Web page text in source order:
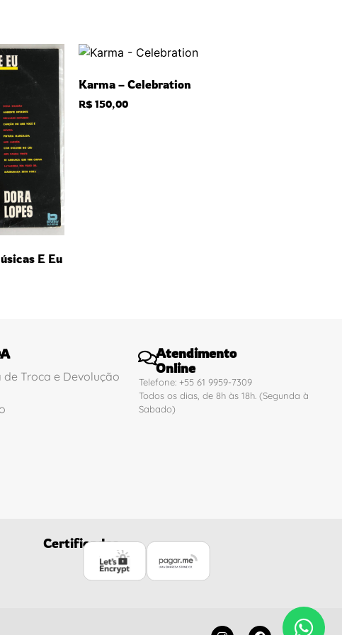
E Eu
Karma – Celebration
R$150,00
de Troca e Devolução
Atendimento
Online
Telefone: +55 61 9959-7309
Todos os dias, de 8h às 18h. (Segunda à
Sabado)
Certificados